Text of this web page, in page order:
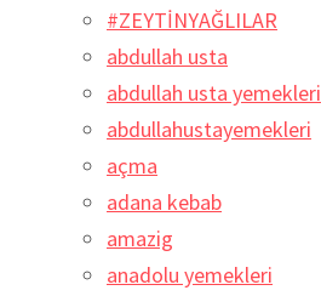
#ZEYTİNYAĞLILAR
abdullah usta
abdullah usta yemekleri
abdullahustayemekleri
açma
adana kebab
amazig
anadolu yemekleri